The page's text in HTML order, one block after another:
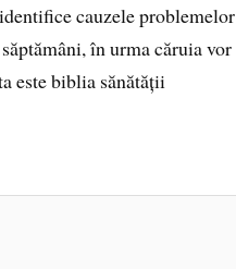
cauzele problemelor
în urma căruia vor
este biblia sănătății